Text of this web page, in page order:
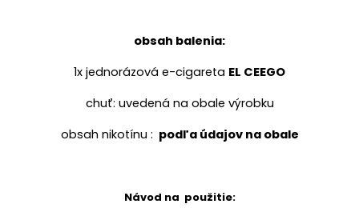
obsah balenia:
1x jednorázová e-cigareta EL CEEGO
chuť: uvedená na obale výrobku
obsah nikotínu : podľa údajov na obale
Návod na použitie: